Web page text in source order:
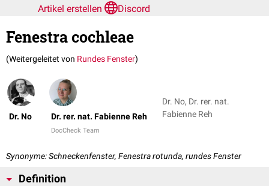
Artikel erstellen
Discord
Fenestra cochleae
(Weitergeleitet von Rundes Fenster)
Dr. No Dr. rer. nat. Fabienne Reh
DocCheck Team
Dr. No, Dr. rer. nat.
Fabienne Reh
Synonyme: Schneckenfenster, Fenestra rotunda, rundes Fenster
Definition